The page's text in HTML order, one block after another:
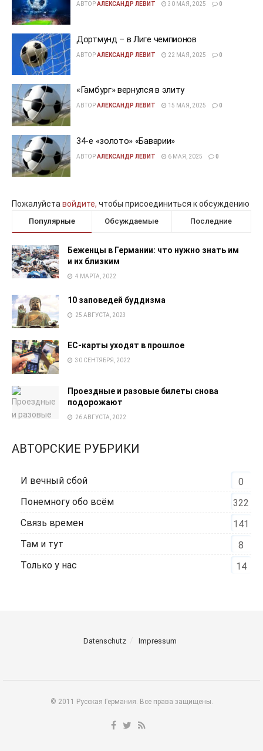
АВТОРАЛЕКСАНДР ЛЕВИТ 30 МАЯ, 2025 0
Дортмунд – в Лиге чемпионов
АВТОРАЛЕКСАНДР ЛЕВИТ 22 МАЯ, 2025 0
«Гамбург» вернулся в элиту
АВТОРАЛЕКСАНДР ЛЕВИТ 15 МАЯ, 2025 0
34-е «золото» «Баварии»
АВТОРАЛЕКСАНДР ЛЕВИТ 6 МАЯ, 2025 0
Пожалуйставойдите, чтобы присоединиться к обсуждению
Популярные Обсуждаемые Последние
Беженцы в Германии: что нужно знать им
и их близким
4 МАРТА, 2022
10 заповедей буддизма
25 АВГУСТА, 2023
EC-карты уходят в прошлое
30 СЕНТЯБРЯ, 2022
Проездные и разовые билеты снова
подорожают
26 АВГУСТА, 2022
АВТОРСКИЕ РУБРИКИ
И вечный сбой
0
Понемногу обо всём
322
Связь времен
141
Там и тут
8
Только у нас
14
Datenschutz Impressum
© 2011 Русская Германия. Все права защищены.